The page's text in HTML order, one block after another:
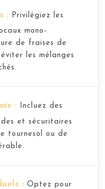
: Privilégiez les
mono-
de fraises de
les mélanges
: Incluez des
et sécuritaires
tournesol ou de
: Optez pour